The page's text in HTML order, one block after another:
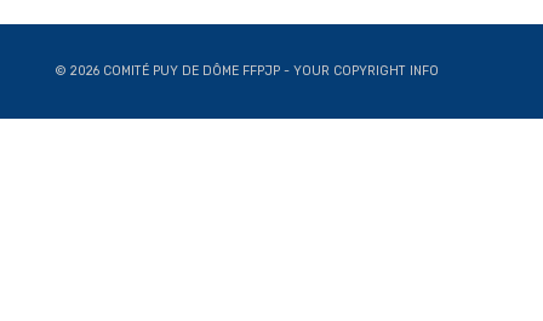
© 2026 COMITÉ PUY DE DÔME FFPJP - YOUR COPYRIGHT INFO